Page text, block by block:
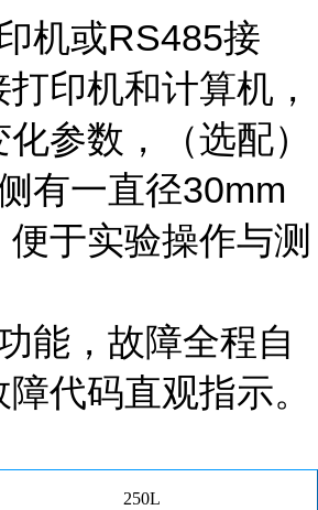
机或RS485接
印机和计算机，
参数，（选配）
有一直径30mm
于实验操作与测
能，故障全程自
代码直观指示。
250L